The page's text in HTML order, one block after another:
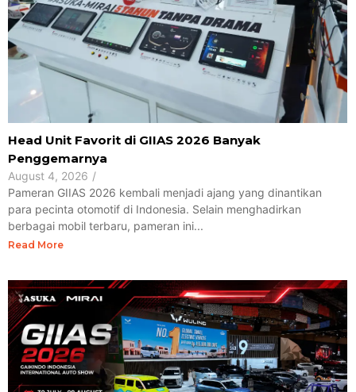
Head Unit Favorit di GIIAS 2026 Banyak
Penggemarnya
August 4, 2026 /
Pameran GIIAS 2026 kembali menjadi ajang yang dinantikan
para pecinta otomotif di Indonesia. Selain menghadirkan
berbagai mobil terbaru, pameran ini...
Read More